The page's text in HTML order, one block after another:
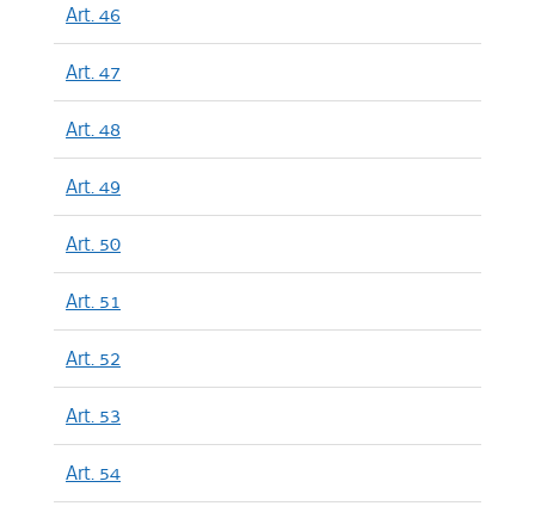
Art. 46
Art. 47
Art. 48
Art. 49
Art. 50
Art. 51
Art. 52
Art. 53
Art. 54